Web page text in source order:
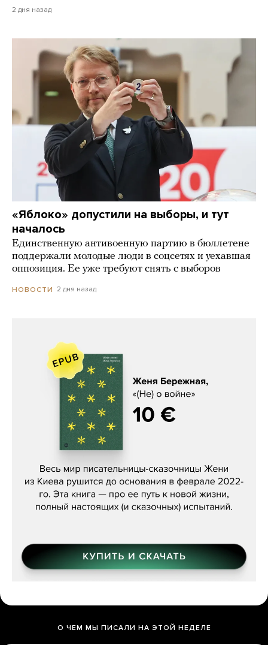
2 дня назад
«Яблоко» допустили на выборы, и тут
началось
Единственную антивоенную партию в бюллетене
поддержали молодые люди в соцсетях и уехавшая
оппозиция. Ее уже требуют снять с выборов
НОВОСТИ 2 дня назад
Женя Бережная, «(Не) о войне»
О ЧЕМ МЫ ПИСАЛИ НА ЭТОЙ НЕДЕЛЕ